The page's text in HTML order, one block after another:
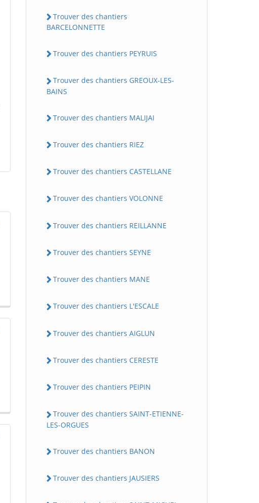
Trouver des chantiers
BARCELONNETTE
Trouver des chantiers PEYRUIS
Trouver des chantiers GREOUX-LES-
BAINS
Trouver des chantiers MALIJAI
Trouver des chantiers RIEZ
Trouver des chantiers CASTELLANE
Trouver des chantiers VOLONNE
Trouver des chantiers REILLANNE
Trouver des chantiers SEYNE
Trouver des chantiers MANE
Trouver des chantiers L'ESCALE
Trouver des chantiers AIGLUN
Trouver des chantiers CERESTE
Trouver des chantiers PEIPIN
Trouver des chantiers SAINT-ETIENNE-
LES-ORGUES
Trouver des chantiers BANON
Trouver des chantiers JAUSIERS